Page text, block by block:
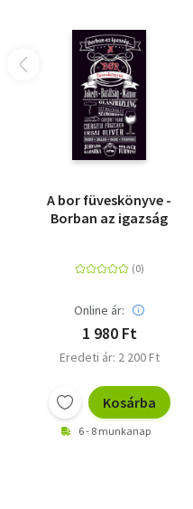
A bor füveskönyve -
Borban az igazság
Online ár:
1 980 Ft
Eredeti ár: 2 200 Ft
Kosárba
6 - 8 munkanap